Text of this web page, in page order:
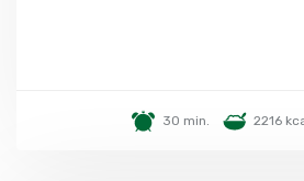
30 min. 2216